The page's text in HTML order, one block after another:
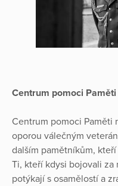
Centrum pomoci
Centrum pomoci Paměti
oporou válečným
dalším pamětníkům,
Ti, kteří kdysi bojovali za
potýkají s osamělostí a